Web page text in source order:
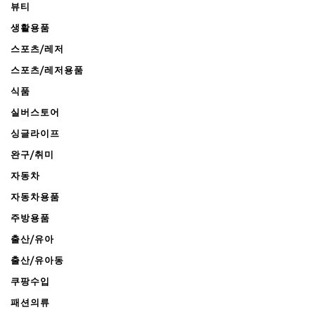
뷰티
생활용품
스포츠/레저
스포츠/레저용품
식품
실버스토어
싱글라이프
완구/취미
자동차
자동차용품
주방용품
출산/유아
출산/유아동
쿠팡수입
패션의류